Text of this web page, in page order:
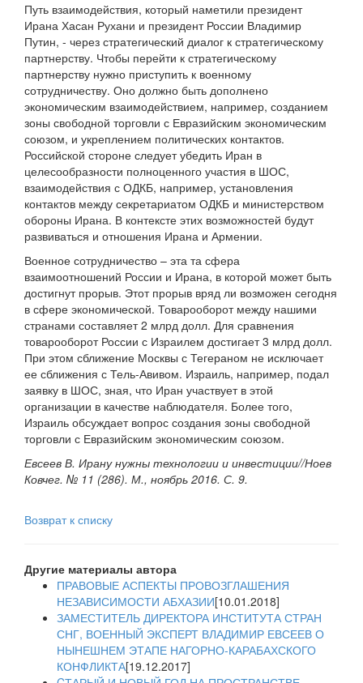
Путь взаимодействия, который наметили президент
Ирана Хасан Рухани и президент России Владимир
Путин, - через стратегический диалог к стратегическому
партнерству. Чтобы перейти к стратегическому
партнерству нужно приступить к военному
сотрудничеству. Оно должно быть дополнено
экономическим взаимодействием, например, созданием
зоны свободной торговли с Евразийским экономическим
союзом, и укреплением политических контактов.
Российской стороне следует убедить Иран в
целесообразности полноценного участия в ШОС,
взаимодействия с ОДКБ, например, установления
контактов между секретариатом ОДКБ и министерством
обороны Ирана. В контексте этих возможностей будут
развиваться и отношения Ирана и Армении.
Военное сотрудничество – эта та сфера
взаимоотношений России и Ирана, в которой может быть
достигнут прорыв. Этот прорыв вряд ли возможен сегодня
в сфере экономической. Товарооборот между нашими
странами составляет 2 млрд долл. Для сравнения
товарооборот России с Израилем достигает 3 млрд долл.
При этом сближение Москвы с Тегераном не исключает
ее сближения с Тель-Авивом. Израиль, например, подал
заявку в ШОС, зная, что Иран участвует в этой
организации в качестве наблюдателя. Более того,
Израиль обсуждает вопрос создания зоны свободной
торговли с Евразийским экономическим союзом.
Евсеев В. Ирану нужны технологии и инвестиции//Ноев
Ковчег. № 11 (286). М., ноябрь 2016. С. 9.
Возврат к списку
Другие материалы автора
ПРАВОВЫЕ АСПЕКТЫ ПРОВОЗГЛАШЕНИЯ
НЕЗАВИСИМОСТИ АБХАЗИИ[10.01.2018]
ЗАМЕСТИТЕЛЬ ДИРЕКТОРА ИНСТИТУТА СТРАН
СНГ, ВОЕННЫЙ ЭКСПЕРТ ВЛАДИМИР ЕВСЕЕВ О
НЫНЕШНЕМ ЭТАПЕ НАГОРНО-КАРАБАХСКОГО
КОНФЛИКТА[19.12.2017]